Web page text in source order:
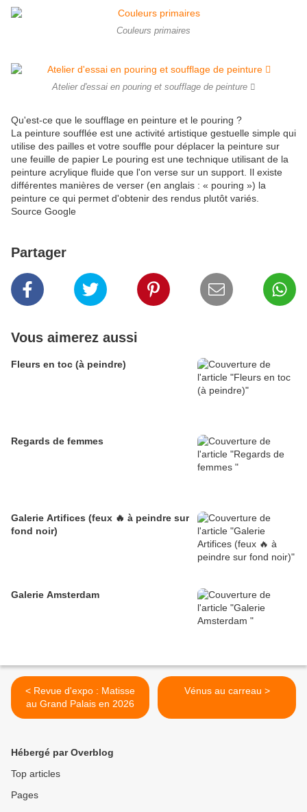
Couleurs primaires
Atelier d'essai en pouring et soufflage de peinture 🫟
Qu'est-ce que le soufflage en peinture et le pouring ?
La peinture soufflée est une activité artistique gestuelle simple qui
utilise des pailles et votre souffle pour déplacer la peinture sur
une feuille de papier Le pouring est une technique utilisant de la
peinture acrylique fluide que l'on verse sur un support. Il existe
différentes manières de verser (en anglais : « pouring ») la
peinture ce qui permet d'obtenir des rendus plutôt variés.
Source Google
Partager
Vous aimerez aussi
Fleurs en toc (à peindre)
Regards de femmes
Galerie Artifices (feux 🔥 à peindre sur
fond noir)
Galerie Amsterdam
< Revue d'expo : Matisse
au Grand Palais en 2026
Vénus au carreau >
Hébergé par Overblog
Top articles
Pages